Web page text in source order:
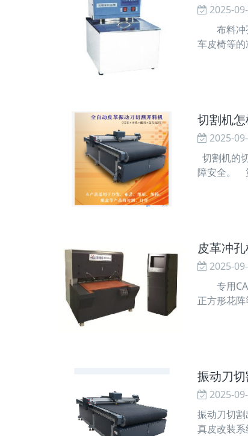
2025-
布料冲孔
车皮椅等
切割机
2025-
切割机的
障安全。
皮革冲
2025-
专用
正方形花
振动刀
2025-
振动刀切
真皮改装